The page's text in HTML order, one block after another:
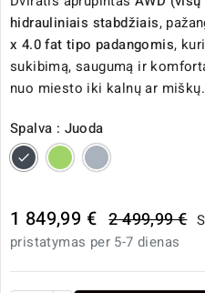
hidrauliniais stabdžiais,
x 4.0 fat tipo padangomis,
sukibimą, saugumą ir
nuo miesto iki kalnų ar miškų.
Spalva : Juoda
JuodaŽalia Pilka
1 849,99 € 2 499,99 €
pristatymas per 5-7 dienas